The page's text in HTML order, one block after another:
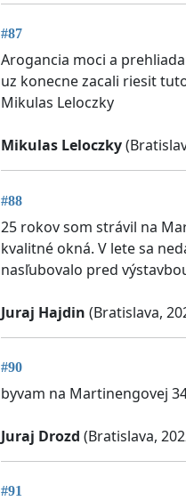
#87
Arogancia moci a
uz konecne zacali riesit
Mikulas Leloczky
Mikulas Leloczky
#88
25 rokov som strávil na
kvalitné okná. V lete sa
nasľubovalo pred
Juraj Hajdin (Bratislava,
#90
byvam na Martinengovej
Juraj Drozd (Bratislava,
#91